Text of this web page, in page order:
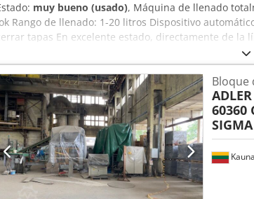
muy bueno (usado), Máquina de llenado
Rango de llenado: 1-20 litros Dispositivo
tapas En excelente estado, directamente de la
Bloque
60360